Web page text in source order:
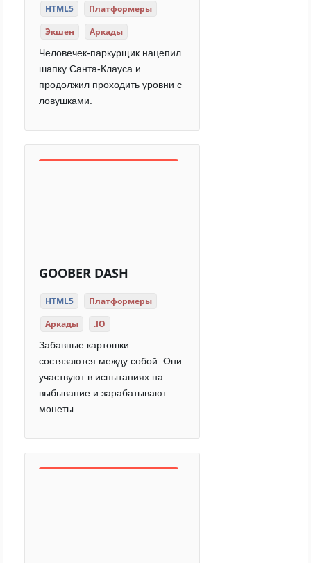
HTML5
Платформеры
Экшен
Аркады
Человечек-паркурщик нацепил
шапку Санта-Клауса и
продолжил проходить уровни с
ловушками.
GOOBER DASH
HTML5
Платформеры
Аркады
.IO
Забавные картошки
состязаются между собой. Они
участвуют в испытаниях на
выбывание и зарабатывают
монеты.